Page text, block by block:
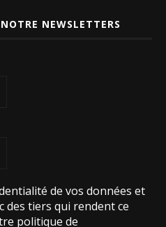
NEWSLETTERS
de vos données et
des tiers qui rendent ce
politique de